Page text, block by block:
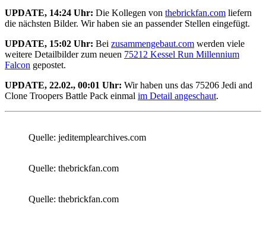
UPDATE, 14:24 Uhr: Die Kollegen von thebrickfan.com liefern
die nächsten Bilder. Wir haben sie an passender Stellen eingefügt.
UPDATE, 15:02 Uhr: Bei zusammengebaut.com werden viele
weitere Detailbilder zum neuen 75212 Kessel Run Millennium
Falcon gepostet.
UPDATE, 22.02., 00:01 Uhr: Wir haben uns das 75206 Jedi and
Clone Troopers Battle Pack einmal im Detail angeschaut.
Quelle: jeditemplearchives.com
Quelle: thebrickfan.com
Quelle: thebrickfan.com